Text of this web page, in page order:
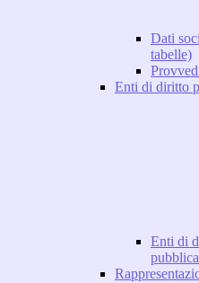
Dati
tabelle)
Enti di diritto
Enti di